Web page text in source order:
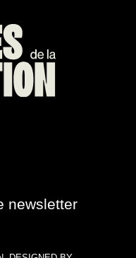
newsletter